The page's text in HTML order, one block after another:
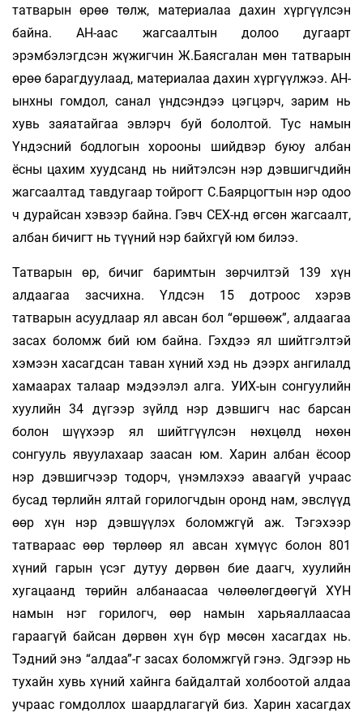
татварын өрөө төлж, материалаа дахин хүргүүлсэн
байна. АН-аас жагсаалтын долоо дугаарт
эрэмбэлэгдсэн жүжигчин Ж.Баясгалан мөн татварын
өрөө барагдуулаад, материалаа дахин хүргүүлжээ. АН-
ынхны гомдол, санал үндсэндээ цэгцэрч, зарим нь
хувь заяатайгаа эвлэрч буй бололтой. Тус намын
Үндэсний бодлогын хорооны шийдвэр буюу албан
ёсны цахим хуудсанд нь нийтэлсэн нэр дэвшигчдийн
жагсаалтад тавдугаар тойрогт С.Баярцогтын нэр одоо
ч дурайсан хэвээр байна. Гэвч СЕХ-нд өгсөн жагсаалт,
албан бичигт нь түүний нэр байхгүй юм билээ.
Татварын өр, бичиг баримтын зөрчилтэй 139 хүн
алдаагаа засчихна. Үлдсэн 15 дотроос хэрэв
татварын асуудлаар ял авсан бол “өршөөж”, алдаагаа
засах боломж бий юм байна. Гэхдээ ял шийтгэлтэй
хэмээн хасагдсан таван хүний хэд нь дээрх ангилалд
хамаарах талаар мэдээлэл алга. УИХ-ын сонгуулийн
хуулийн 34 дүгээр зүйлд нэр дэвшигч нас барсан
болон шүүхээр ял шийтгүүлсэн нөхцөлд нөхөн
сонгууль явуулахаар заасан юм. Харин албан ёсоор
нэр дэвшигчээр тодорч, үнэмлэхээ аваагүй учраас
бусад төрлийн ялтай горилогчдын оронд нам, эвслүүд
өөр хүн нэр дэвшүүлэх боломжгүй аж. Тэгэхээр
татвараас өөр төрлөөр ял авсан хүмүүс болон 801
хүний гарын үсэг дутуу дөрвөн бие даагч, хуулийн
хугацаанд төрийн албанаасаа чөлөөлөгдөөгүй ХҮН
намын нэг горилогч, өөр намын харьяаллаасаа
гараагүй байсан дөрвөн хүн бүр мөсөн хасагдах нь.
Тэдний энэ “алдаа”-г засах боломжгүй гэнэ. Эдгээр нь
тухайн хувь хүний хайнга байдалтай холбоотой алдаа
учраас гомдоллох шаардлагагүй биз. Харин хасагдах